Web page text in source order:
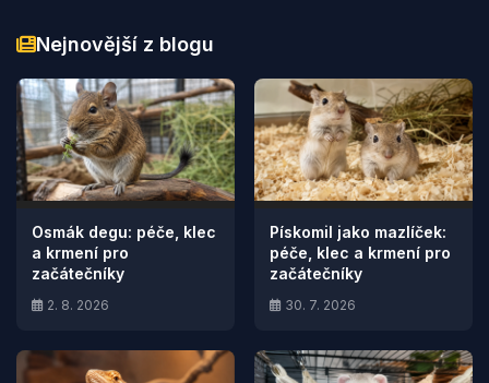
Nejnovější z blogu
Osmák degu: péče, klec
a krmení pro
začátečníky
2. 8. 2026
Pískomil jako mazlíček:
péče, klec a krmení pro
začátečníky
30. 7. 2026